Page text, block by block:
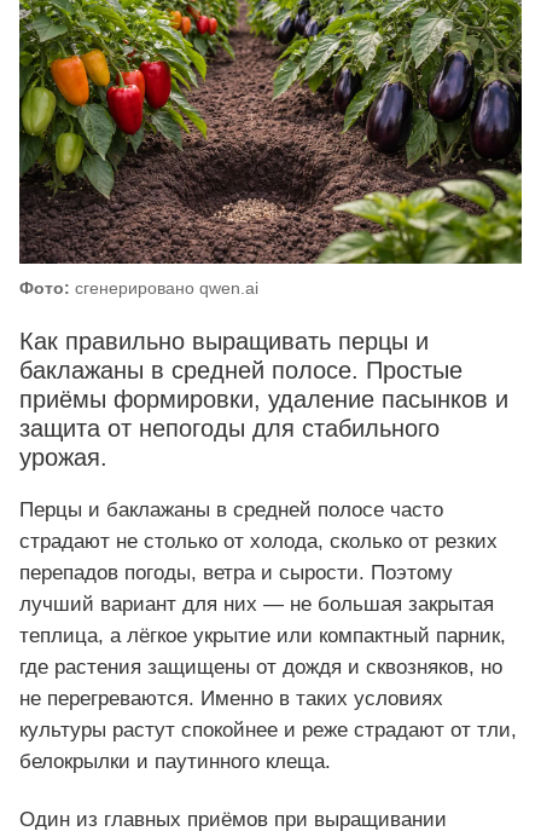
Фото: сгенерировано qwen.ai
Как правильно выращивать перцы и
баклажаны в средней полосе. Простые
приёмы формировки, удаление пасынков и
защита от непогоды для стабильного
урожая.
Перцы и баклажаны в средней полосе часто
страдают не столько от холода, сколько от резких
перепадов погоды, ветра и сырости. Поэтому
лучший вариант для них — не большая закрытая
теплица, а лёгкое укрытие или компактный парник,
где растения защищены от дождя и сквозняков, но
не перегреваются. Именно в таких условиях
культуры растут спокойнее и реже страдают от тли,
белокрылки и паутинного клеща.
Один из главных приёмов при выращивании